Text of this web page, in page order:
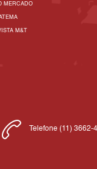
MERCADO
M&T
Telefone (11) 3662-